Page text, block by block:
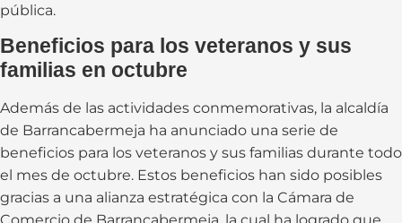
pública.
Beneficios para los veteranos y sus
familias en octubre
Además de las actividades conmemorativas, la alcaldía
de Barrancabermeja ha anunciado una serie de
beneficios para los veteranos y sus familias durante todo
el mes de octubre. Estos beneficios han sido posibles
gracias a una alianza estratégica con la Cámara de